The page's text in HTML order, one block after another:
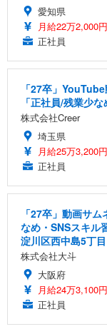
愛知県
月給22万2,000
正社員
「27卒」
「正社員/残業少
株式会社Creer
埼玉県
月給25万3,200
正社員
「27卒」動画サ
なめ・SNSスキル
淀川区西中島5丁目
株式会社大斗
大阪府
月給24万3,100
正社員